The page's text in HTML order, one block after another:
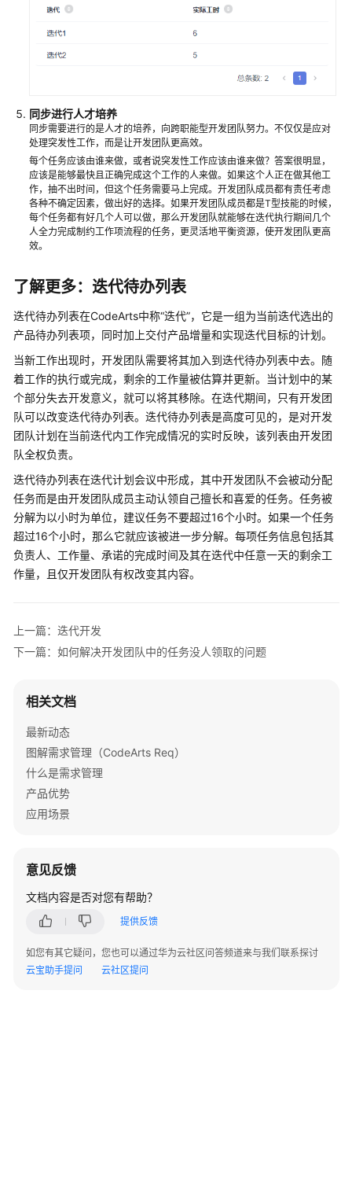
CodeArts
限
最
佳
实
践
HE2E
DevOps
实
理
求
API
参
考
场
景
代
码
示
例
常
见
视
频
助
文
档
下
载
参
术
语
同步进行人才培养
同步需要进行的是人才的培养，向跨职能型开发团队努力。不仅仅是应对
处理突发性工作，而是让开发团队更高效。
每个任务应该由谁来做，或者说突发性工作应该由谁来做？答案很明显，
应该是能够最快且正确完成这个工作的人来做。如果这个人正在做其他工
作，抽不出时间，但这个任务需要马上完成。开发团队成员都有责任考虑
各种不确定因素，做出好的选择。如果开发团队成员都是T型技能的时候，
每个任务都有好几个人可以做，那么开发团队就能够在迭代执行期间几个
人全力完成制约工作项流程的任务，更灵活地平衡资源，使开发团队更高
效。
了解更多：迭代待办列表
迭代待办列表在CodeArts中称“迭代”，它是一组为当前迭代选出的
产品待办列表项，同时加上交付产品增量和实现迭代目标的计划。
当新工作出现时，开发团队需要将其加入到迭代待办列表中去。随
着工作的执行或完成，剩余的工作量被估算并更新。当计划中的某
个部分失去开发意义，就可以将其移除。在迭代期间，只有开发团
队可以改变迭代待办列表。迭代待办列表是高度可见的，是对开发
团队计划在当前迭代内工作完成情况的实时反映，该列表由开发团
队全权负责。
迭代待办列表在迭代计划会议中形成，其中开发团队不会被动分配
任务而是由开发团队成员主动认领自己擅长和喜爱的任务。任务被
分解为以小时为单位，建议任务不要超过16个小时。如果一个任务
超过16个小时，那么它就应该被进一步分解。每项任务信息包括其
负责人、工作量、承诺的完成时间及其在迭代中任意一天的剩余工
作量，且仅开发团队有权改变其内容。
上一篇：迭代开发
下一篇：如何解决开发团队中的任务没人领取的问题
相关文档
最新动态
图解需求管理（CodeArts Req）
什么是需求管理
产品优势
应用场景
意见反馈
文档内容是否对您有帮助？
提供反馈
如您有其它疑问，您也可以通过华为云社区问答频道来与我们联系探讨
云宝助手提问
云社区提问